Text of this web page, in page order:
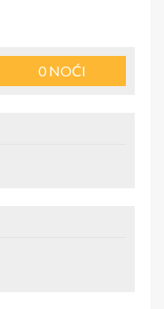
0NOĆI